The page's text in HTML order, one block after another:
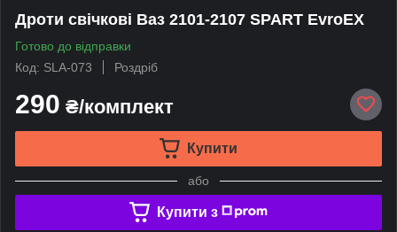
Дроти свічкові Ваз 2101-2107 SPART EvroEX
Готово до відправки
Код: SLA-073
Роздріб
290 ₴/комплект
Купити
або
Купити з